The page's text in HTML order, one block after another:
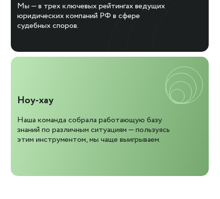
Ноу-хау
Наша команда собрала работающую базу
знаний по различным ситуациям — пользуясь
этим инструментом, мы чаще выигрываем.
Мы — в трех ключевых рейтингах ведущих
юридических компаний РФ в сфере
судебных споров.